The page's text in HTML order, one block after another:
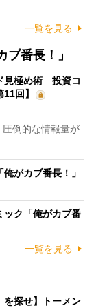
一覧を見る
番長！」
見極め術 投資コ
回】
倒的な情報量が
がカブ番長！」
ク「俺がカブ番
一覧を見る
を探せ】トーメン